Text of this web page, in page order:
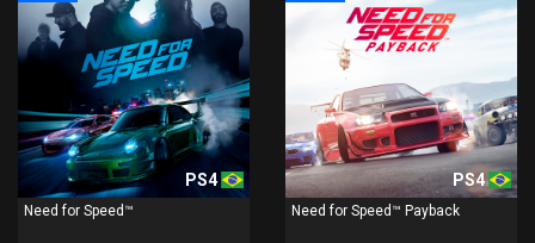
PS4
Need for Speed™
PS4
Need for Speed™ Payback